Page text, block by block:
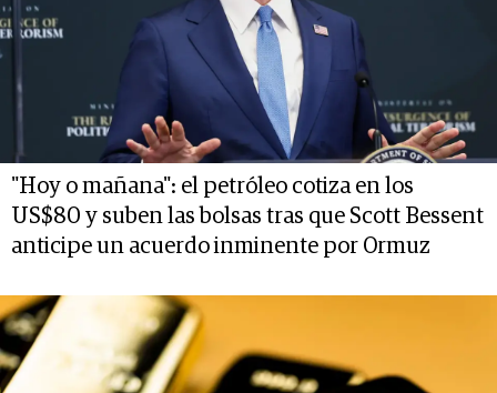
"Hoy o mañana": el petróleo cotiza en los
US$80 y suben las bolsas tras que Scott Bessent
anticipe un acuerdo inminente por Ormuz